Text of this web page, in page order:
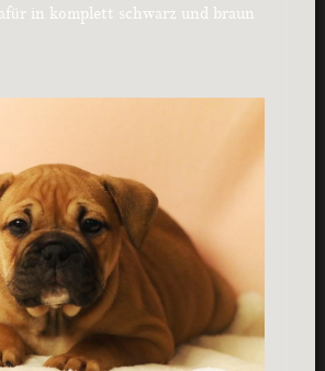
in komplett schwarz und braun